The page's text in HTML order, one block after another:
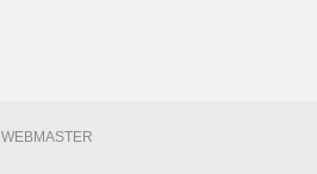
WEBMASTER